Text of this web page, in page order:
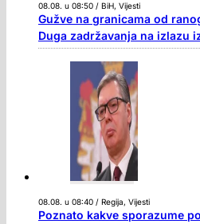
08.08. u 08:50 / BiH, Vijesti
Gužve na granicama od
Duga zadržavanja na izlazu
08.08. u 08:40 / Regija, Vijesti
Poznato kakve sporazume